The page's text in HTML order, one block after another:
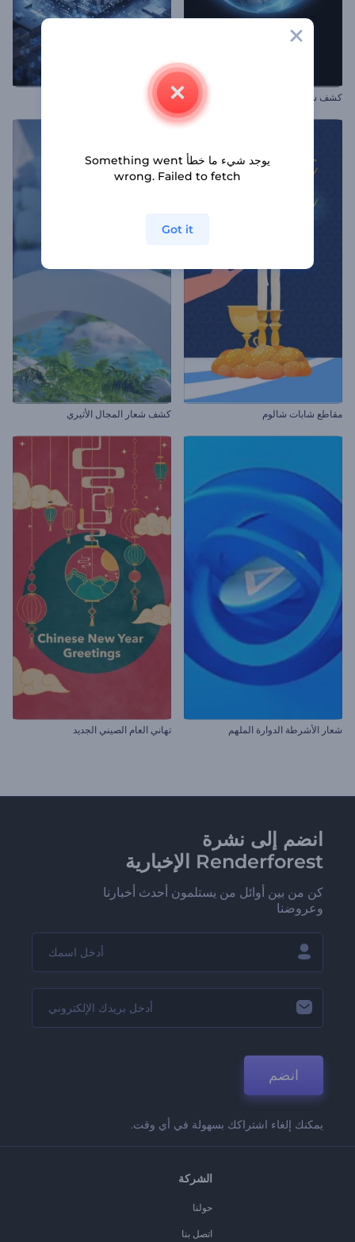
كشف شعار بذوبان الجليد افتتاحية تكنولوجية مستقبلية
مقاطع شابات شالوم كشف شعار المجال الأثيري
شعار الأشرطة الدوارة الملهم تهاني العام الصيني الجديد
انضم إلى نشرة
Renderforest الإخبارية
كن من بين أوائل من يستلمون أحدث أخبارنا
وعروضنا
انضم
يمكنك إلغاء اشتراكك بسهولة في أي وقت.
الشركة
حولنا
اتصل بنا
يوجد شيء ما خطأ Something went
wrong. Failed to fetch
Got it